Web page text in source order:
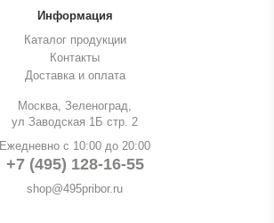
Информация
Каталог продукции
Контакты
Доставка и оплата
Москва, Зеленоград,
ул Заводская 1Б стр. 2
Ежедневно с 10:00 до 20:00
+7 (495) 128-16-55
shop@495pribor.ru